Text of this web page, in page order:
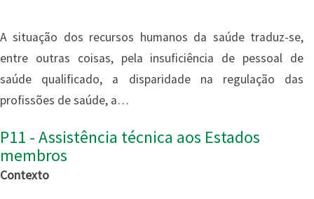
A situação dos recursos humanos da saúde traduz-se,
entre outras coisas, pela insuficiência de pessoal de
saúde qualificado, a disparidade na regulação das
profissões de saúde, a…
P11 - Assistência técnica aos Estados
membros
Contexto